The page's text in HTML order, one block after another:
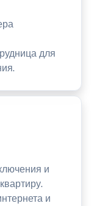
для
и
и